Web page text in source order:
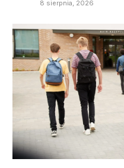
8 sierpnia, 2026